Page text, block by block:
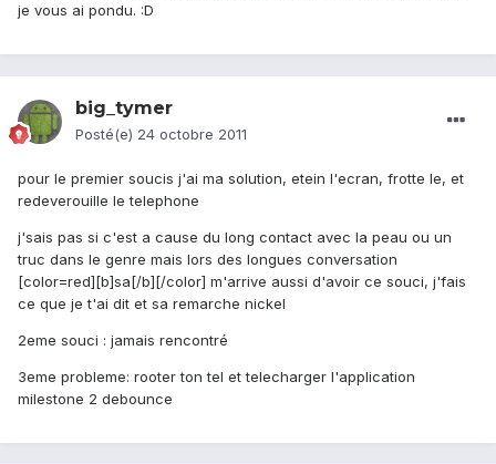
je vous ai pondu. :D
big_tymer
Posté(e) 24 octobre 2011
pour le premier soucis j'ai ma solution, etein l'ecran, frotte le, et
redeverouille le telephone
j'sais pas si c'est a cause du long contact avec la peau ou un
truc dans le genre mais lors des longues conversation
[color=red][b]sa[/b][/color] m'arrive aussi d'avoir ce souci, j'fais
ce que je t'ai dit et sa remarche nickel
2eme souci : jamais rencontré
3eme probleme: rooter ton tel et telecharger l'application
milestone 2 debounce